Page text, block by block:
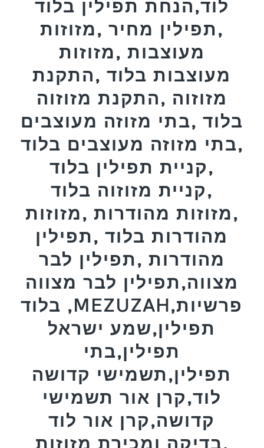
לוד,הנחת תפילין בלוד
,תפילין מחיר ,מזוזות
מעוצבות ,מזוזות
מעוצבות בלוד ,התקנת
מזוזוה ,התקנת מזוזוה
בלוד ,בתי מזוזה מעוצבים
,בתי מזוזה מעוצבים בלוד
,קניית תפילין בלוד
,קניית מזוזוה בלוד
,מזוזות מהודרות ,מזוזות
מהודרות בלוד ,תפילין
מהודרות ,תפילין לבר
מצווה,תפילין לבר מצווה
בלוד ,MEZUZAH,פרשיות
תפילין,שמע ישראל
תפילין,בתי
תפילין,תשמישי קדושה
לוד,קרן אור תשמישי
קדושה,קרן אור לוד
,בדיקה ומכירת מזוזות